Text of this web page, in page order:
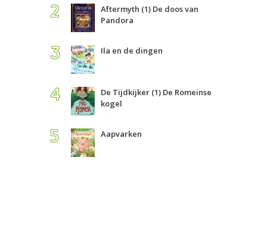
Aftermyth (1) De doos van
Pandora
Ila en de dingen
De Tijdkijker (1) De Romeinse
kogel
Aapvarken